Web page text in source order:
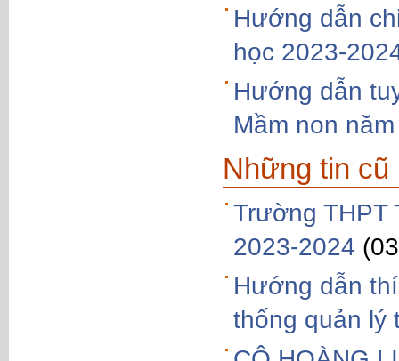
Hướng dẫn
học 2023-
Hướng dẫn
Mầm non
Những tin cũ
Trường THPT
2023-2024
Hướng dẫn
thống quản lý